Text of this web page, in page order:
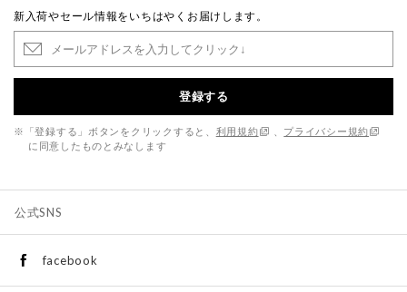
新入荷やセール情報をいちはやくお届けします。
登録する
※「登録する」ボタンをクリックすると、 利用規約
プライバシー規約
に同意したものとみなします
公式SNS
facebook